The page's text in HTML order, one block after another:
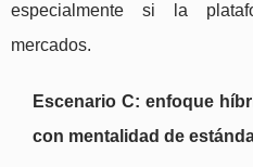
especialmente si la
mercados.
Escenario C: enfoque
con mentalidad de